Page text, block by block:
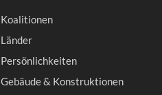
Koalitionen
Länder
Persönlichkeiten
Gebäude & Konstruktionen